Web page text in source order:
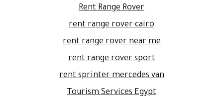
Rent Range Rover
rent range rover cairo
rent range rover near me
rent range rover sport
rent sprinter mercedes van
Tourism Services Egypt